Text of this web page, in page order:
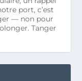
port, c’est
— non pour
Tanger